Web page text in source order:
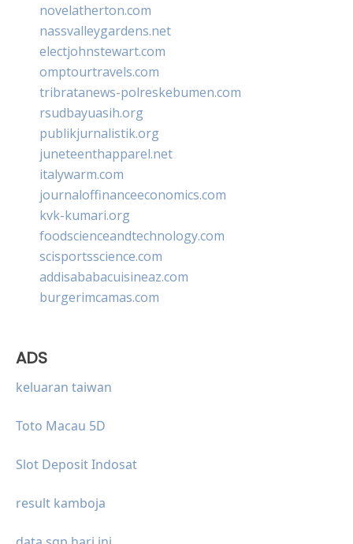
novelatherton.com
nassvalleygardens.net
electjohnstewart.com
omptourtravels.com
tribratanews-polreskebumen.com
rsudbayuasih.org
publikjurnalistik.org
juneteenthapparel.net
italywarm.com
journaloffinanceeconomics.com
kvk-kumari.org
foodscienceandtechnology.com
scisportsscience.com
addisababacuisineaz.com
burgerimcamas.com
ADS
keluaran taiwan
Toto Macau 5D
Slot Deposit Indosat
result kamboja